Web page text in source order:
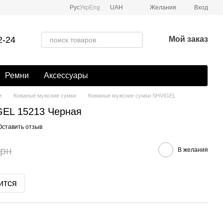
РусУкр Eng UAH Желания Вход
24 Мой заказ
Ремни Аксессуары
Кожаные мужские сумки Кожаные мужские сумки SHVIGEL
15213 Черная
отзыв
В желания